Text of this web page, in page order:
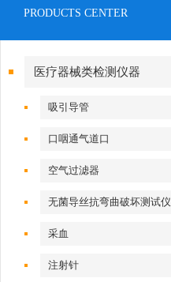
PRODUCTS CENTER
医疗器械类检测仪器
吸引导管
口咽通气道口
空气过滤器
无菌导丝抗弯曲破坏测试仪
采血
注射针